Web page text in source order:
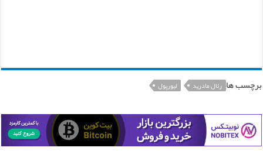
برچسب ها رئال مادرید لیورپول